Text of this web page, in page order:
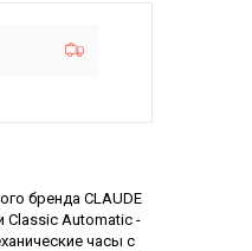
бренда CLAUDE
Classic Automatic -
часы с